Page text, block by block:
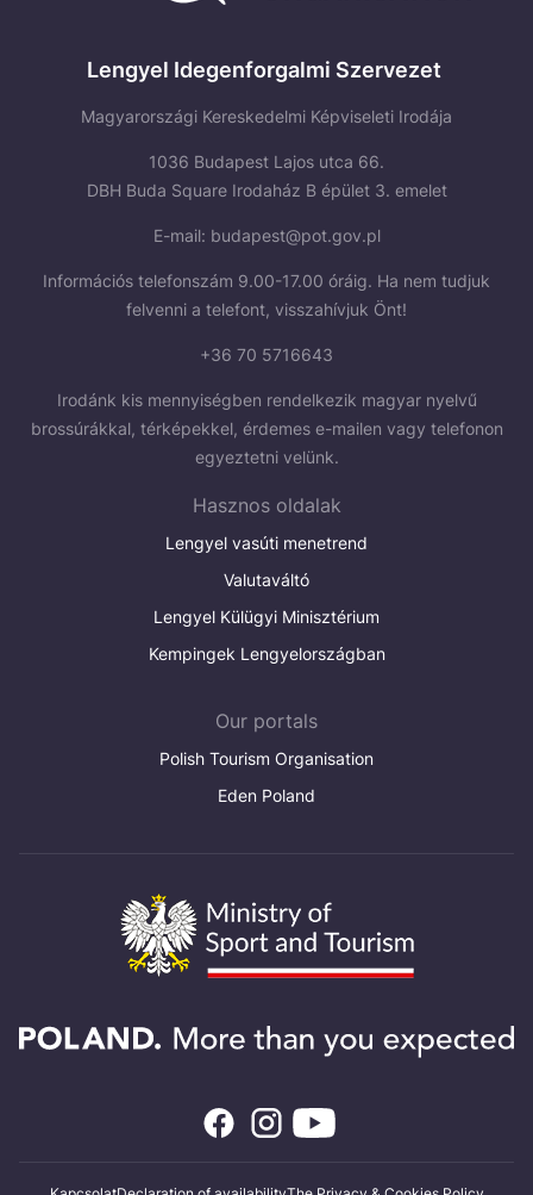
Lengyel Idegenforgalmi Szervezet
Magyarországi Kereskedelmi Képviseleti Irodája
1036 Budapest Lajos utca 66.
DBH Buda Square Irodaház B épület 3. emelet
E-mail: budapest@pot.gov.pl
Információs telefonszám 9.00-17.00 óráig. Ha nem tudjuk
felvenni a telefont, visszahívjuk Önt!
+36 70 5716643
Irodánk kis mennyiségben rendelkezik magyar nyelvű
brossúrákkal, térképekkel, érdemes e-mailen vagy telefonon
egyeztetni velünk.
Hasznos oldalak
Lengyel vasúti menetrend
Valutaváltó
Lengyel Külügyi Minisztérium
Kempingek Lengyelországban
Our portals
Polish Tourism Organisation
Eden Poland